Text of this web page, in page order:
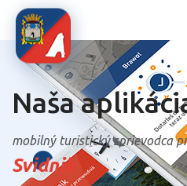
Naša
mobilný turistický sprievodca
Svidnik